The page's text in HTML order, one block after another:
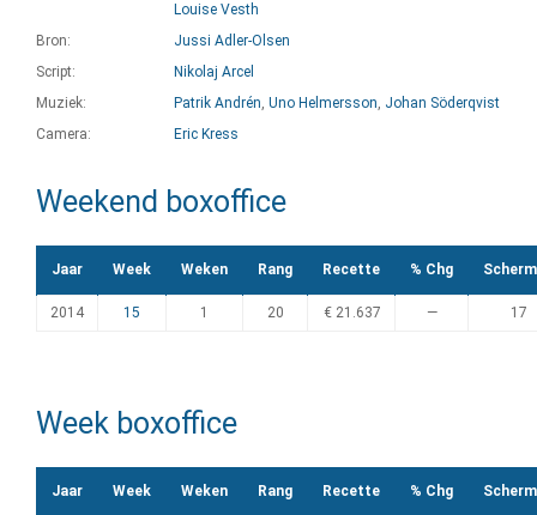
Louise Vesth
Bron:
Jussi Adler-Olsen
Script:
Nikolaj Arcel
Muziek:
Patrik Andrén, Uno Helmersson, Johan Söderqvist
Camera:
Eric Kress
Weekend boxoffice
Jaar Week Weken Rang Recette % Chg
2014 15 1 20 € 21.637 — 17
Week boxoffice
Jaar Week Weken Rang Recette % Chg